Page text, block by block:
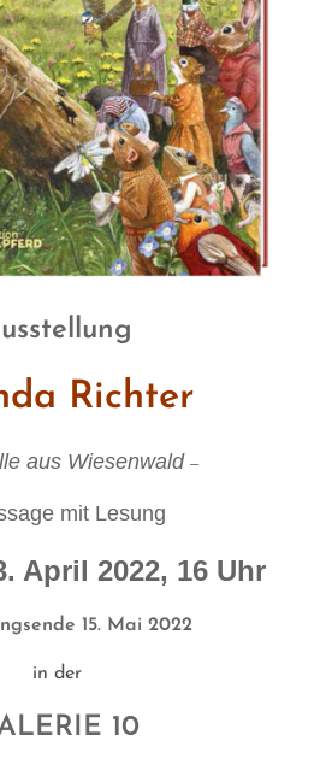
Richter
aus Wiesenwald –
mit Lesung
April 2022, 16 Uhr
15. Mai 2022
in der
10